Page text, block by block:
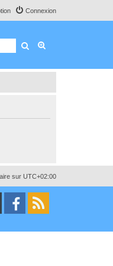
Connexion
Rechercher
sur UTC+02:00